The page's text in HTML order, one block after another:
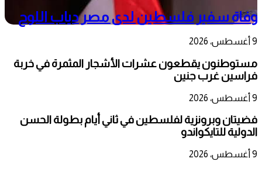
وفاة سفير فلسطين لدى مصر دياب اللوح
9 أغسطس، 2026
مستوطنون يقطعون عشرات الأشجار المثمرة في خربة
فراسين غرب جنين
9 أغسطس، 2026
فضيتان وبرونزية لفلسطين في ثاني أيام بطولة الحسن
الدولية للتايكواندو
9 أغسطس، 2026